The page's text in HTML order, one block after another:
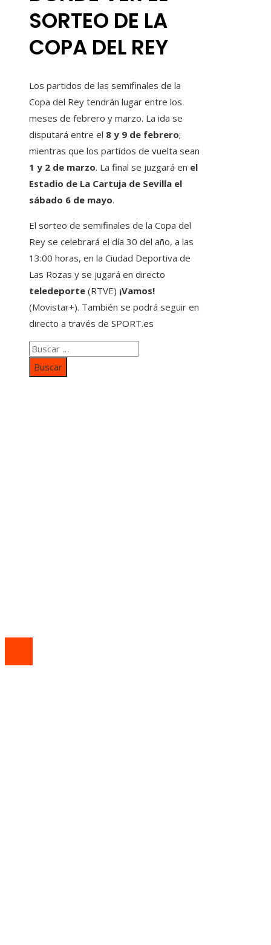
SORTEO DE LA
COPA DEL REY
Los partidos de las semifinales de la
Copa del Rey tendrán lugar entre los
meses de febrero y marzo. La ida se
disputará entre el 8 y 9 de febrero;
mientras que los partidos de vuelta sean
1 y 2 de marzo. La final se juzgará en el
Estadio de La Cartuja de Sevilla el
sábado 6 de mayo.
El sorteo de semifinales de la Copa del
Rey se celebrará el día 30 del año, a las
13:00 horas, en la Ciudad Deportiva de
Las Rozas y se jugará en directo
teledeporte (RTVE) ¡Vamos!
(Movistar+). También se podrá seguir en
directo a través de SPORT.es
Buscar: